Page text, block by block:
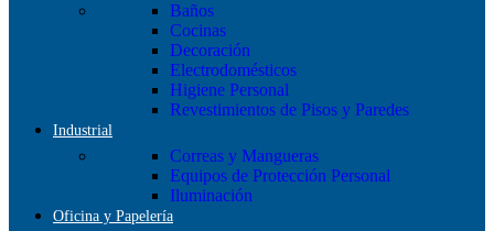
Baños
Cocinas
Decoración
Electrodomésticos
Higiene Personal
Revestimientos de Pisos y Paredes
Industrial
Correas y Mangueras
Equipos de Protección Personal
Iluminación
Oficina y Papelería